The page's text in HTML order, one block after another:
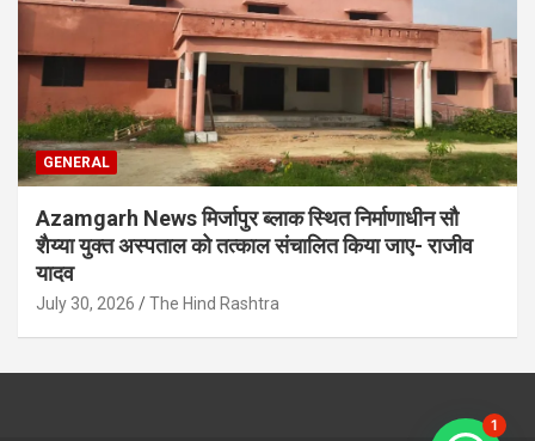
GENERAL
Azamgarh News मिर्जापुर ब्लाक स्थित निर्माणाधीन सौ
शैय्या युक्त अस्पताल को तत्काल संचालित किया जाए- राजीव
यादव
July 30, 2026 The Hind Rashtra
1